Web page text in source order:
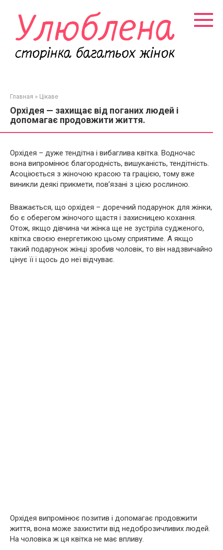
контенту
Главная » Цікаве
Орхідея — захищає від поганих людей і
допомагає продовжити життя.
Орхідея – дуже тендітна і вибаглива квітка. Водночас
вона випромінює благородність, вишуканість, тендітність.
Асоціюється з жіночою красою та грацією, тому вже
виникли деякі прикмети, пов’язані з цією рослиною.
Вважається, що орхідея – доречний подарунок для жінки,
бо є оберегом жіночого щастя і захисницею кохання.
Отож, якщо дівчина чи жінка ще не зустріла судженого,
квітка своєю енергетикою цьому сприятиме. А якщо
такий подарунок жінці зробив чоловік, то він надзвичайно
цінує її і щось до неї відчуває.
Орхідея випромінює позитив і допомагає продовжити
життя, вона може захистити від недоброзичливих людей.
На чоловіка ж ця квітка не має впливу.